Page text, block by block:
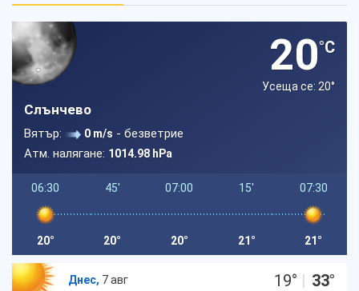
20°C
Усеща се: 20°
Слънчево
Вятър: 0 m/s - безветрие
Атм. налягане: 1014.98 hPa
06:30
20°
45'
20°
07:00
20°
15'
21°
07:30
21°
Днес, 7 авг
19° | 33°